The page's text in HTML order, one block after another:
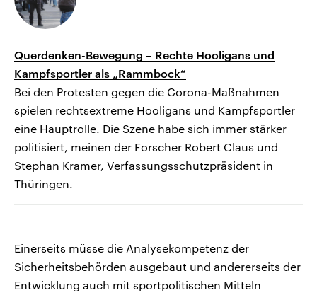
Querdenken-Bewegung – Rechte Hooligans und
Kampfsportler als „Rammbock“
Bei den Protesten gegen die Corona-Maßnahmen
spielen rechtsextreme Hooligans und Kampfsportler
eine Hauptrolle. Die Szene habe sich immer stärker
politisiert, meinen der Forscher Robert Claus und
Stephan Kramer, Verfassungsschutzpräsident in
Thüringen.
Einerseits müsse die Analysekompetenz der
Sicherheitsbehörden ausgebaut und andererseits der
Entwicklung auch mit sportpolitischen Mitteln